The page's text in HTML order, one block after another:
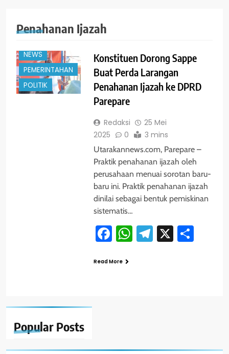
Popular Posts
Penahanan Ijazah
NEWS
PEMERINTAHAN
POLITIK
Konstituen Dorong Sappe
Buat Perda Larangan
Penahanan Ijazah ke DPRD
Parepare
Redaksi
25 Mei
2025
0 3 mins
Utarakannews.com, Parepare –
Praktik penahanan ijazah oleh
perusahaan menuai sorotan baru-
baru ini. Praktik penahanan ijazah
dinilai sebagai bentuk pemiskinan
sistematis…
Facebook
WhatsApp
Telegram
X
Read More